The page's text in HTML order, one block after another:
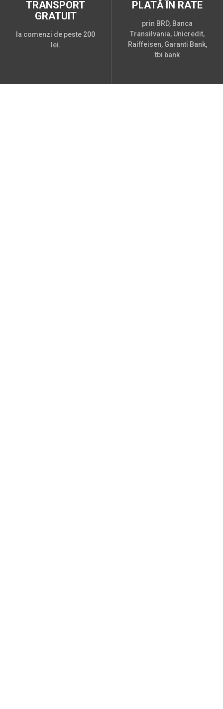
TRANSPORT
GRATUIT
la comenzi de peste 200
lei.
PLATĂ ÎN RATE
prin BRD, Banca
Transilvania, Unicredit,
Raiffeisen, Garanti Bank,
tbi bank